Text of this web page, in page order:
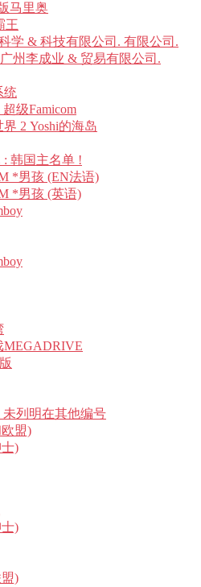
马里奥
王
学 & 科技有限公司. 有限公司.
广州李成业 & 贸易有限公司.
统
级Famicom
2 Yoshi的海岛
韩国主名单 !
*男孩 (EN法语)
*男孩 (英语)
MEGADRIVE
未列明在其他编号
盟)
)
)
)